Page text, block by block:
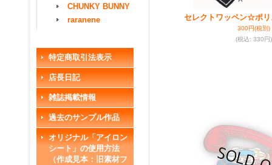
CHUNKY BUNNY
raranene
特定商取引法表示
店長日記
雑誌掲載情報
過去のサンプル作品
オリジナル「アイロン
シート」の使用方法
（作成見本：旧素材フ
セレクトワッペン☆ポリ
300円(税別)
(税込: 330円)